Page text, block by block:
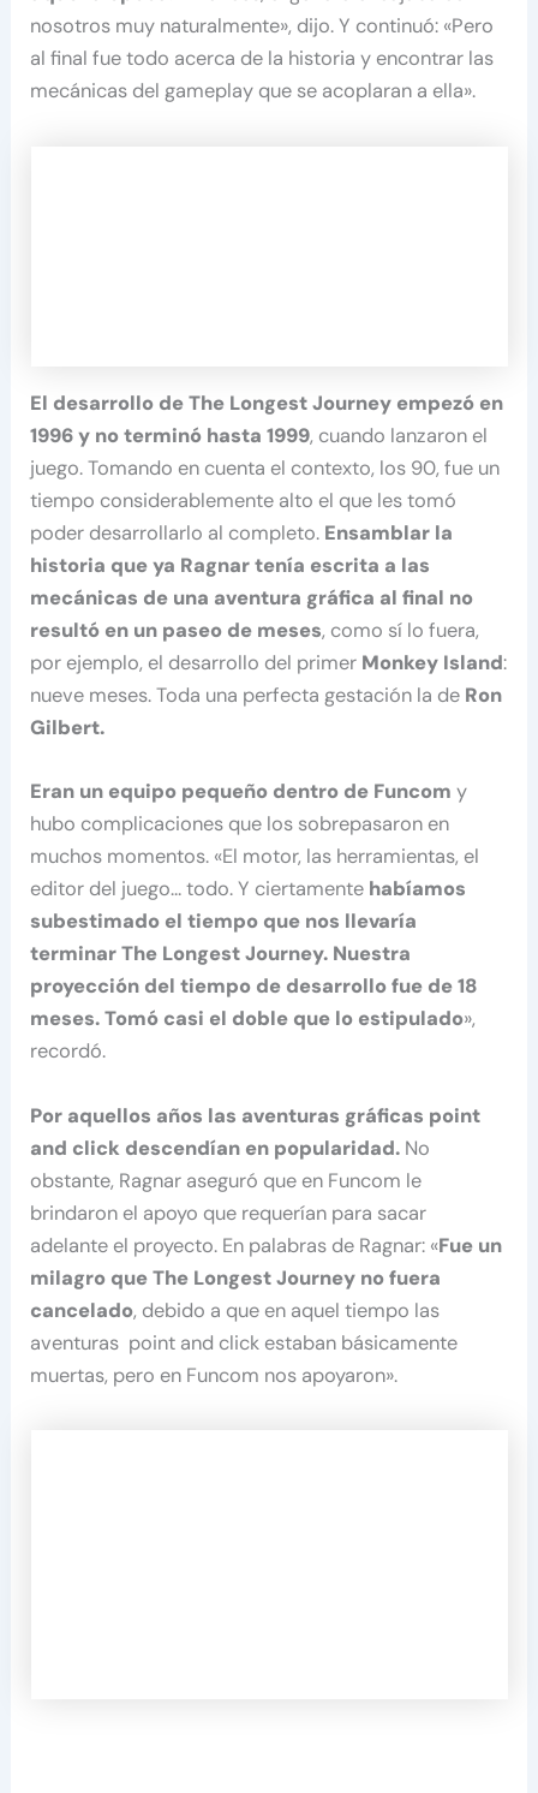
nosotros muy naturalmente», dijo. Y continuó: «Pero
al final fue todo acerca de la historia y encontrar las
mecánicas del gameplay que se acoplaran a ella».
El desarrollo de The Longest Journey empezó en
1996 y no terminó hasta 1999, cuando lanzaron el
juego. Tomando en cuenta el contexto, los 90, fue un
tiempo considerablemente alto el que les tomó
poder desarrollarlo al completo. Ensamblar la
historia que ya Ragnar tenía escrita a las
mecánicas de una aventura gráfica al final no
resultó en un paseo de meses, como sí lo fuera,
por ejemplo, el desarrollo del primer Monkey Island:
nueve meses. Toda una perfecta gestación la de Ron
Gilbert.
Eran un equipo pequeño dentro de Funcomy
hubo complicaciones que los sobrepasaron en
muchos momentos. «El motor, las herramientas, el
editor del juego… todo. Y ciertamente habíamos
subestimado el tiempo que nos llevaría
terminar The Longest Journey. Nuestra
proyección del tiempo de desarrollo fue de 18
meses. Tomó casi el doble que lo estipulado»,
recordó.
Por aquellos años las aventuras gráficas point
and click descendían en popularidad. No
obstante, Ragnar aseguró que en Funcom le
brindaron el apoyo que requerían para sacar
adelante el proyecto. En palabras de Ragnar: «Fue un
milagro que The Longest Journey no fuera
cancelado, debido a que en aquel tiempo las
aventuras point and click estaban básicamente
muertas, pero en Funcom nos apoyaron».